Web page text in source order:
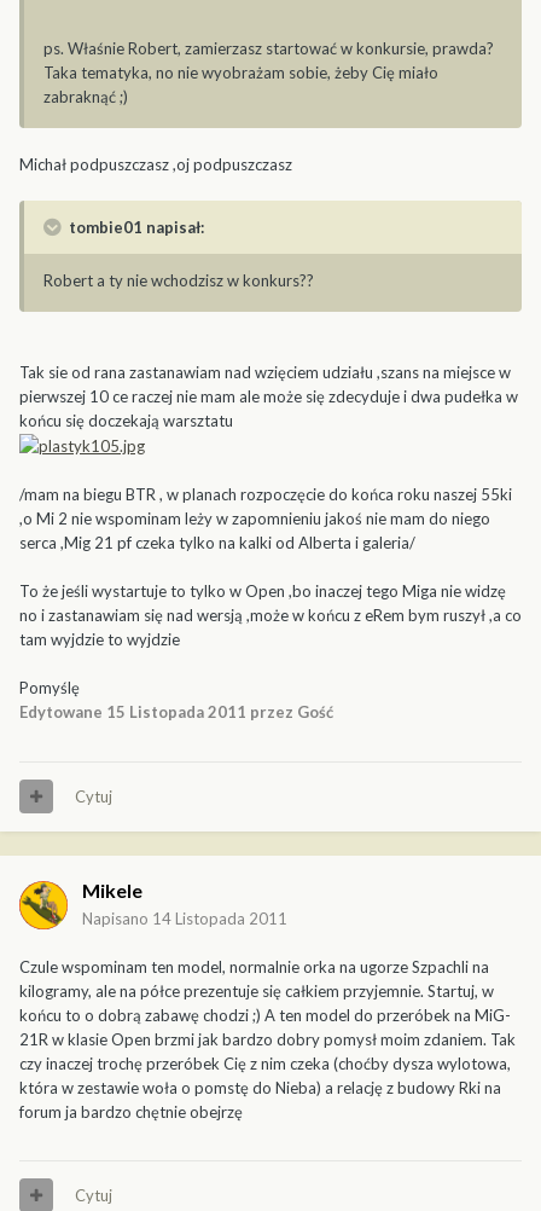
ps. Właśnie Robert, zamierzasz startować w konkursie, prawda?
Taka tematyka, no nie wyobrażam sobie, żeby Cię miało
zabraknąć ;)
Michał podpuszczasz ,oj podpuszczasz
tombie01 napisał:
Robert a ty nie wchodzisz w konkurs??
Tak sie od rana zastanawiam nad wzięciem udziału ,szans na miejsce w
pierwszej 10 ce raczej nie mam ale może się zdecyduje i dwa pudełka w
końcu się doczekają warsztatu
/mam na biegu BTR , w planach rozpoczęcie do końca roku naszej 55ki
,o Mi 2 nie wspominam leży w zapomnieniu jakoś nie mam do niego
serca ,Mig 21 pf czeka tylko na kalki od Alberta i galeria/
To że jeśli wystartuje to tylko w Open ,bo inaczej tego Miga nie widzę
no i zastanawiam się nad wersją ,może w końcu z eRem bym ruszył ,a co
tam wyjdzie to wyjdzie
Pomyślę
Edytowane 15 Listopada 2011 przez Gość
Cytuj
Mikele
Napisano 14 Listopada 2011
Czule wspominam ten model, normalnie orka na ugorze Szpachli na
kilogramy, ale na półce prezentuje się całkiem przyjemnie. Startuj, w
końcu to o dobrą zabawę chodzi ;) A ten model do przeróbek na MiG-
21R w klasie Open brzmi jak bardzo dobry pomysł moim zdaniem. Tak
czy inaczej trochę przeróbek Cię z nim czeka (choćby dysza wylotowa,
która w zestawie woła o pomstę do Nieba) a relację z budowy Rki na
forum ja bardzo chętnie obejrzę
Cytuj